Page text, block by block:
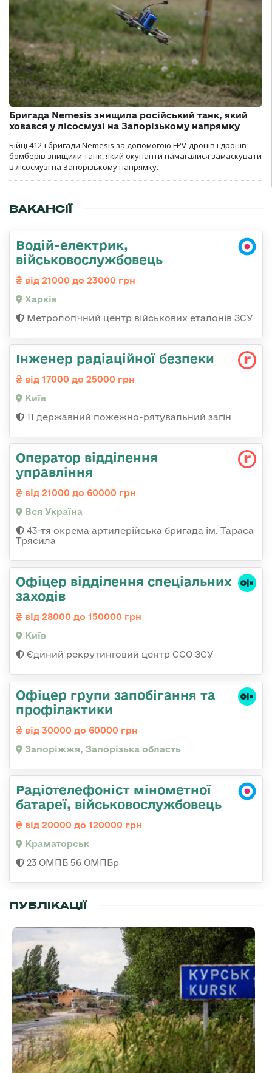
Бригада Nemesis знищила російський танк, який
ховався у лісосмузі на Запорізькому напрямку
Бійці 412-ї бригади Nemesis за допомогою FPV-дронів і дронів-
бомберів знищили танк, який окупанти намагалися замаскувати
в лісосмузі на Запорізькому напрямку.
ВАКАНСІЇ
Водій-електрик,
військовослужбовець
від 21000 до 23000 грн
Харків
Метрологічний центр військових еталонів ЗСУ
Інженер радіаційної безпеки
від 17000 до 25000 грн
Київ
11 державний пожежно-рятувальний загін
Оператор відділення
управління
від 21000 до 60000 грн
Вся Україна
43-тя окрема артилерійська бригада ім. Тараса
Трясила
Офіцер відділення спеціальних
заходів
від 28000 до 150000 грн
Київ
Єдиний рекрутинговий центр ССО ЗСУ
Офіцер групи запобігання та
профілактики
від 30000 до 60000 грн
Запоріжжя, Запорізька область
Радіотелефоніст мінометної
батареї, військовослужбовець
від 20000 до 120000 грн
Краматорськ
23 ОМПБ 56 ОМПБр
ПУБЛІКАЦІЇ